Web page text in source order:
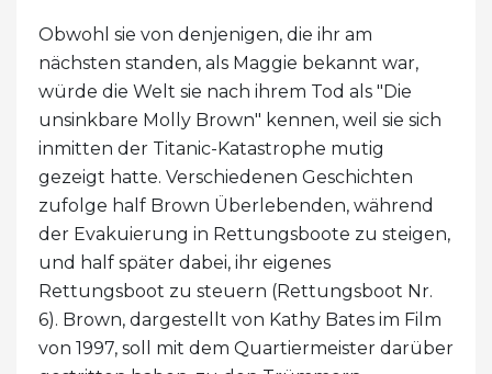
Obwohl sie von denjenigen, die ihr am
nächsten standen, als Maggie bekannt war,
würde die Welt sie nach ihrem Tod als "Die
unsinkbare Molly Brown" kennen, weil sie sich
inmitten der Titanic-Katastrophe mutig
gezeigt hatte. Verschiedenen Geschichten
zufolge half Brown Überlebenden, während
der Evakuierung in Rettungsboote zu steigen,
und half später dabei, ihr eigenes
Rettungsboot zu steuern (Rettungsboot Nr.
6). Brown, dargestellt von Kathy Bates im Film
von 1997, soll mit dem Quartiermeister darüber